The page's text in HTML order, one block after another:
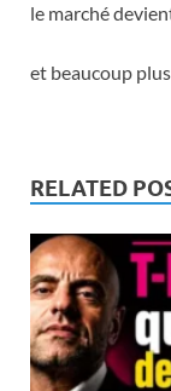
le marché
et beaucoup
RELATED